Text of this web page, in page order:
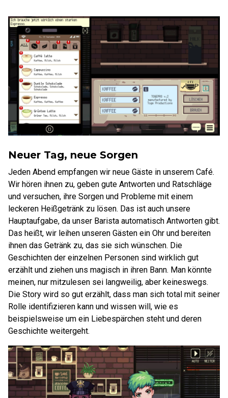
Neuer Tag, neue Sorgen
Jeden Abend empfangen wir neue Gäste in unserem Café.
Wir hören ihnen zu, geben gute Antworten und Ratschläge
und versuchen, ihre Sorgen und Probleme mit einem
leckeren Heißgetränk zu lösen. Das ist auch unsere
Hauptaufgabe, da unser Barista automatisch Antworten gibt.
Das heißt, wir leihen unseren Gästen ein Ohr und bereiten
ihnen das Getränk zu, das sie sich wünschen. Die
Geschichten der einzelnen Personen sind wirklich gut
erzählt und ziehen uns magisch in ihren Bann. Man könnte
meinen, nur mitzulesen sei langweilig, aber keineswegs.
Die Story wird so gut erzählt, dass man sich total mit seiner
Rolle identifizieren kann und wissen will, wie es
beispielsweise um ein Liebespärchen steht und deren
Geschichte weitergeht.